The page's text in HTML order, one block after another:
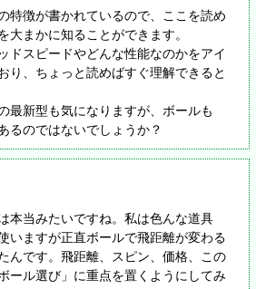
特徴が書かれているので、ここを読め
大まかに知ることができます。
ドスピードやどんな性能なのかをアイ
り、ちょっと読めばすぐ理解できると
最新型も気になりますが、ボールも
るのではないでしょうか？
本当みたいですね。私は色んな道具
いますが正直ボールで飛距離が変わる
んです。飛距離、スピン、価格、この
ール選び」に重点を置くようにしてみ